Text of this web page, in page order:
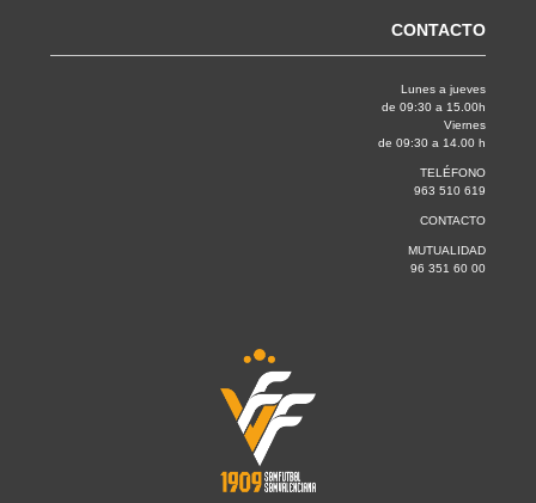
CONTACTO
Lunes a jueves
de 09:30 a 15.00h
Viernes
de 09:30 a 14.00 h
TELÉFONO
963 510 619
CONTACTO
MUTUALIDAD
96 351 60 00